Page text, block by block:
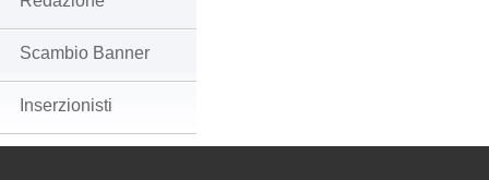
Scambio Banner
Inserzionisti